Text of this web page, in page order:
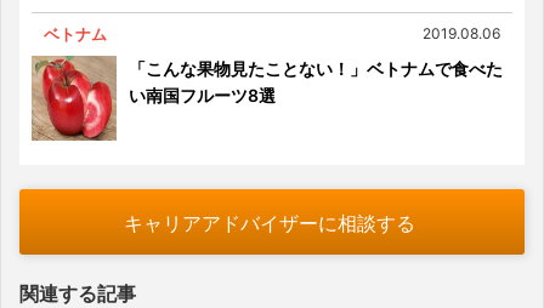
ベトナム 2019.08.06
「こんな果物見たことない！」ベトナムで食べた
い南国フルーツ8選
キャリアアドバイザーに相談する
関連する記事